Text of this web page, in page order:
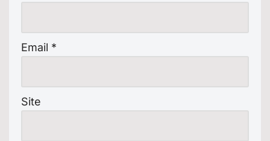
Email *
Site